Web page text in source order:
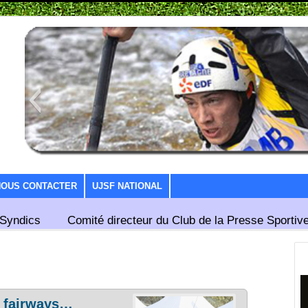
CONTACTER UJSF NATIONAL
Syndics Comité directeur du Club de la Presse
fairways…